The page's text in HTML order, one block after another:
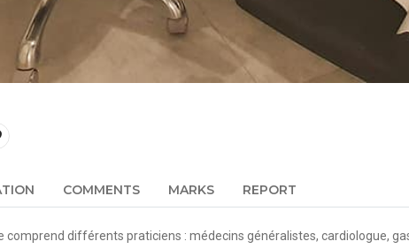
COMMENTS MARKS REPORT
comprend différents praticiens : médecins généralistes, cardiologue,